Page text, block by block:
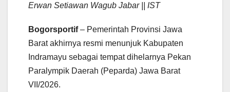
Erwan Setiawan Wagub Jabar || IST
Bogorsportif– Pemerintah Provinsi Jawa
Barat akhirnya resmi menunjuk Kabupaten
Indramayu sebagai tempat dihelarnya Pekan
Paralympik Daerah (Peparda) Jawa Barat
VII/2026.